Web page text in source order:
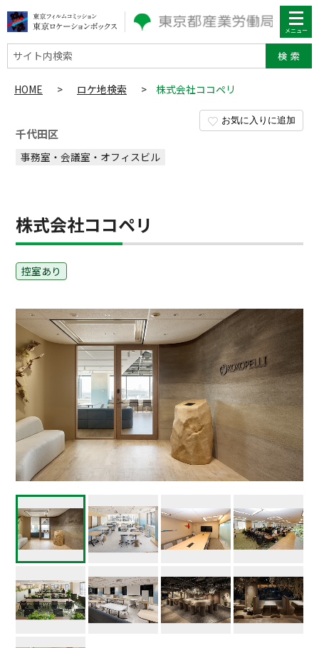
サイト内検索
HOME > ロケ地検索 > 株式会社ココペリ
お気に入りに追加
千代田区
事務室・会議室・オフィスビル
株式会社ココペリ
控室あり